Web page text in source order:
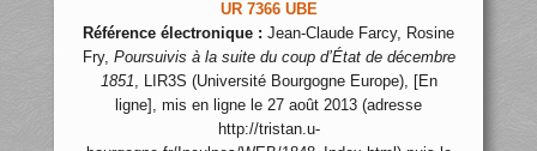
UR 7366 UBE
Référence électronique : Jean-Claude Farcy, Rosine
Fry, Poursuivis à la suite du coup d’État de décembre
1851, LIR3S (Université Bourgogne Europe), [En
ligne], mis en ligne le 27 août 2013 (adresse
http://tristan.u-